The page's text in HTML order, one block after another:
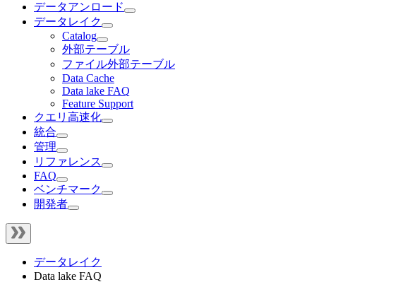
データアンロード
データレイク
Catalog
外部テーブル
ファイル外部テーブル
Data Cache
Data lake FAQ
Feature Support
クエリ高速化
統合
管理
リファレンス
FAQ
ベンチマーク
開発者
データレイク
Data lake FAQ